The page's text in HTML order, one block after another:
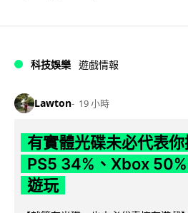
科技娛樂 遊戲情報
Lawton 19 小時
有實體光碟未必代表你
PS5 34%、Xbox
遊玩